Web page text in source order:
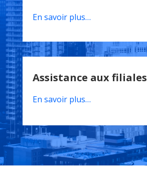
En savoir plus…
Assistance aux filiales
En savoir plus…